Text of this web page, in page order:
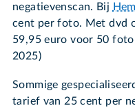
negatievenscan. Bij
cent per foto. Met dvd
59,95 euro voor 50
2025)
Sommige
tarief van 25 cent per